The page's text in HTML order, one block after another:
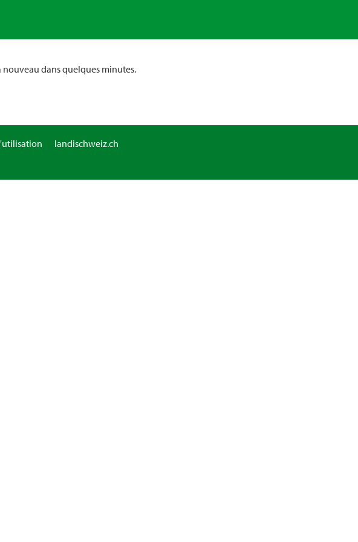
nouveau dans quelques minutes.
landischweiz.ch